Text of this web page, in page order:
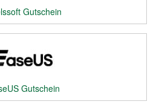
Gutschein
Gutschein